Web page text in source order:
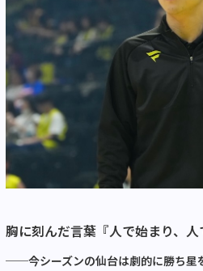
胸に刻んだ言葉『人で始まり、人
──今シーズンの仙台は劇的に勝ち星